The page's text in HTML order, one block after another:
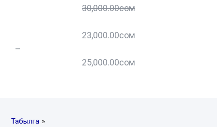
30,000.00сом
23,000.00сом
–
25,000.00сом
Табылга »